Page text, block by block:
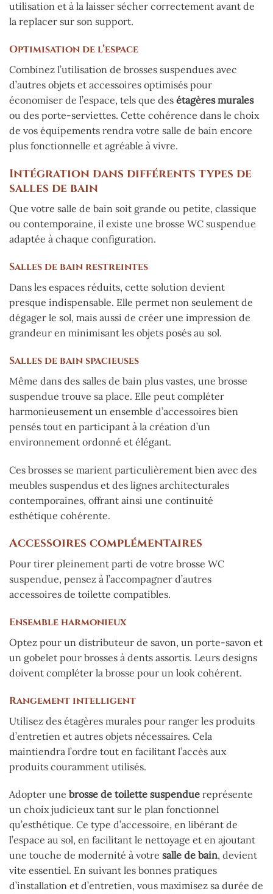
utilisation et à la laisser sécher correctement avant de
la replacer sur son support.
Optimisation de l’espace
Combinez l’utilisation de brosses suspendues avec
d’autres objets et accessoires optimisés pour
économiser de l’espace, tels que des étagères murales
ou des porte-serviettes. Cette cohérence dans le choix
de vos équipements rendra votre salle de bain encore
plus fonctionnelle et agréable à vivre.
Intégration dans différents types de
salles de bain
Que votre salle de bain soit grande ou petite, classique
ou contemporaine, il existe une brosse WC suspendue
adaptée à chaque configuration.
Salles de bain restreintes
Dans les espaces réduits, cette solution devient
presque indispensable. Elle permet non seulement de
dégager le sol, mais aussi de créer une impression de
grandeur en minimisant les objets posés au sol.
Salles de bain spacieuses
Même dans des salles de bain plus vastes, une brosse
suspendue trouve sa place. Elle peut compléter
harmonieusement un ensemble d’accessoires bien
pensés tout en participant à la création d’un
environnement ordonné et élégant.
Ces brosses se marient particulièrement bien avec des
meubles suspendus et des lignes architecturales
contemporaines, offrant ainsi une continuité
esthétique cohérente.
Accessoires complémentaires
Pour tirer pleinement parti de votre brosse WC
suspendue, pensez à l’accompagner d’autres
accessoires de toilette compatibles.
Ensemble harmonieux
Optez pour un distributeur de savon, un porte-savon et
un gobelet pour brosses à dents assortis. Leurs designs
doivent compléter la brosse pour un look cohérent.
Rangement intelligent
Utilisez des étagères murales pour ranger les produits
d’entretien et autres objets nécessaires. Cela
maintiendra l’ordre tout en facilitant l’accès aux
produits couramment utilisés.
Adopter une brosse de toilette suspendue représente
un choix judicieux tant sur le plan fonctionnel
qu’esthétique. Ce type d’accessoire, en libérant de
l’espace au sol, en facilitant le nettoyage et en ajoutant
une touche de modernité à votre salle de bain, devient
vite essentiel. En suivant les bonnes pratiques
d’installation et d’entretien, vous maximisez sa durée de